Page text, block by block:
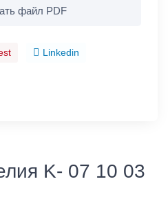
файл PDF
Linkedin
K- 07 10 03